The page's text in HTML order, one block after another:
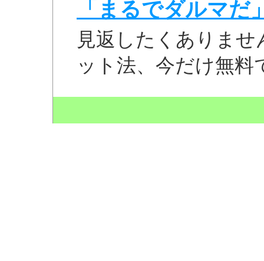
「まるでダルマだ
見返したくありま
ット法、今だけ無料